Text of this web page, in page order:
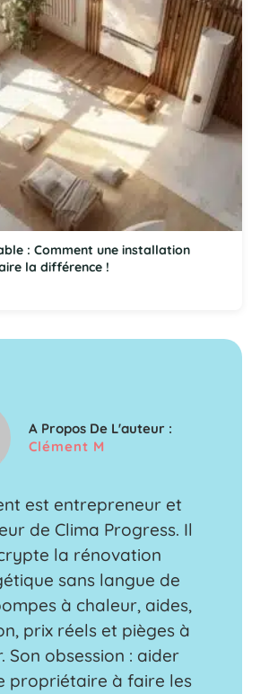
: Comment une installation
la différence !
A Propos De L'auteur :
Clément M
est entrepreneur et
de Clima Progress. Il
la rénovation
sans langue de
à chaleur, aides,
prix réels et pièges à
Son obsession : aider
propriétaire à faire les